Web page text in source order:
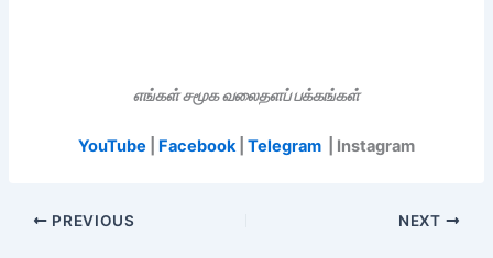
எங்கள் சமூக வலைதளப் பக்கங்கள்
YouTube Facebook| Telegram | Instagram
PREVIOUS NEXT